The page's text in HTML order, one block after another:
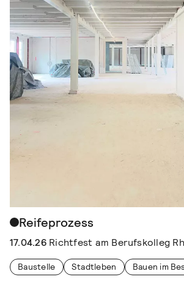
Reifeprozess
17.04.26Richtfest am Berufskolleg
Baustelle Stadtleben Bauen im